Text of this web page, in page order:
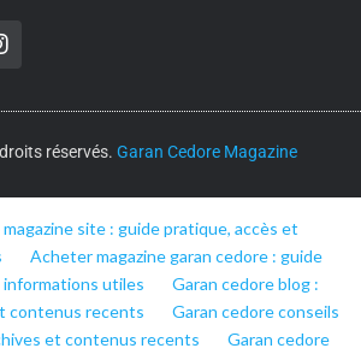
réservés. Garan Cedore Magazine
site : guide pratique, accès et
Acheter magazine garan cedore : guide
utiles
Garan cedore blog :
contenus recents
Garan cedore conseils
et contenus recents
Garan cedore